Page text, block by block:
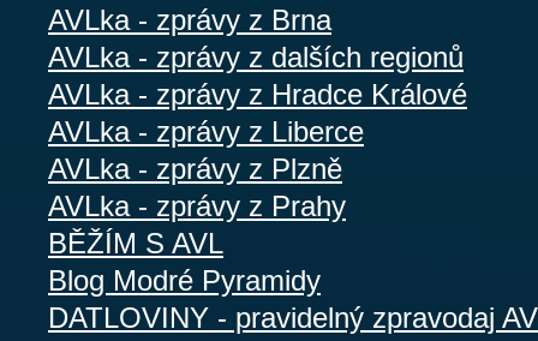
AVLka - zprávy z Brna
AVLka - zprávy z dalších regionů
AVLka - zprávy z Hradce Králové
AVLka - zprávy z Liberce
AVLka - zprávy z Plzně
AVLka - zprávy z Prahy
BĚŽÍM S AVL
Blog Modré Pyramidy
DATLOVINY - pravidelný zpravodaj